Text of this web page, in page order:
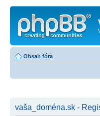
Obsah fóra
vaša_doména.sk -